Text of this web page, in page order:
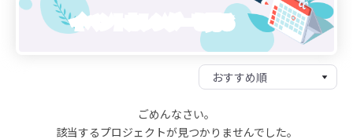
イベントカレンダーを見る
ごめんなさい。
該当するプロジェクトが見つかりませんでした。